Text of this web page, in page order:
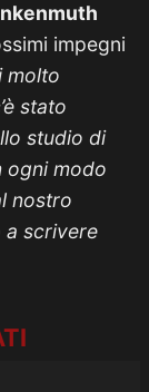
impegni
molto
stato
studio di
ogni modo
nostro
a scrivere